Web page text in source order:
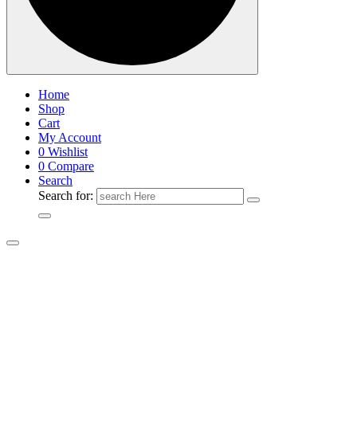
Home
Shop
Cart
My Account
0 Wishlist
0 Compare
Search
Search for: